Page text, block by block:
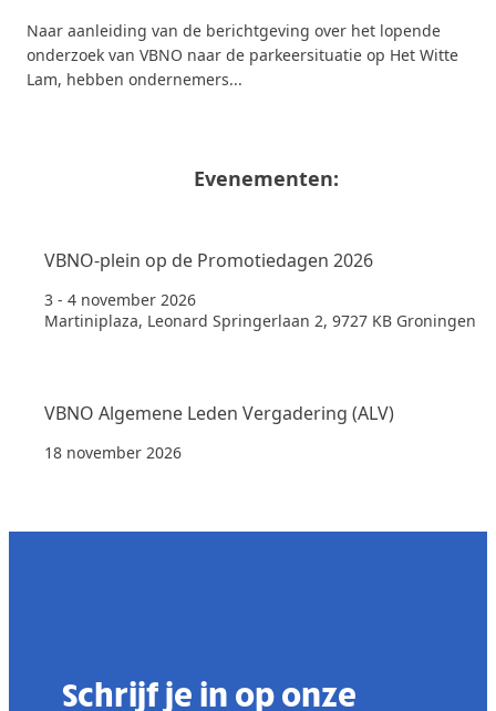
Naar aanleiding van de berichtgeving over het lopende
onderzoek van VBNO naar de parkeersituatie op Het Witte
Lam, hebben ondernemers...
Evenementen:
VBNO-plein op de Promotiedagen 2026
3 - 4 november 2026
Martiniplaza, Leonard Springerlaan 2, 9727 KB Groningen
VBNO Algemene Leden Vergadering (ALV)
18 november 2026
Schrijf je in op onze